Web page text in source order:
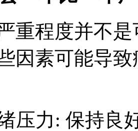
重程度并不
因素可能导
压力: 保持良